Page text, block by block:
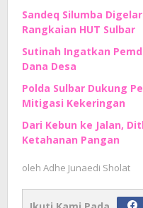
Sandeq Silumba
Rangkaian HUT Sulbar
Sutinah Ingatkan
Dana Desa
Polda Sulbar Dukung
Mitigasi Kekeringan
Dari Kebun ke Jalan,
Ketahanan Pangan
oleh Adhe Junaedi Sholat